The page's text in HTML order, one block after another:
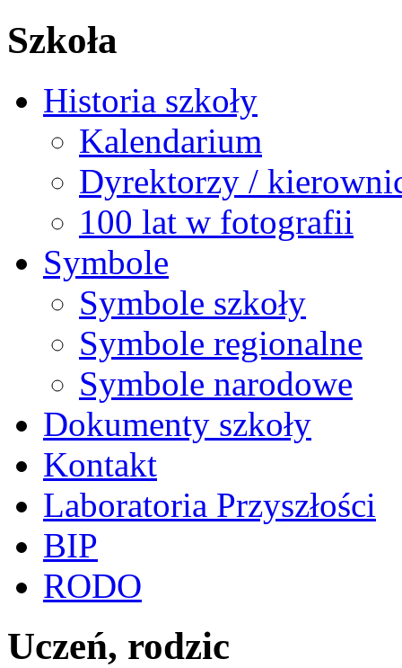
Szkoła
Historia szkoły
Kalendarium
Dyrektorzy /
100 lat w fotografii
Symbole
Symbole szkoły
Symbole regionalne
Symbole narodowe
Dokumenty szkoły
Kontakt
Laboratoria Przyszłości
BIP
RODO
Uczeń, rodzic